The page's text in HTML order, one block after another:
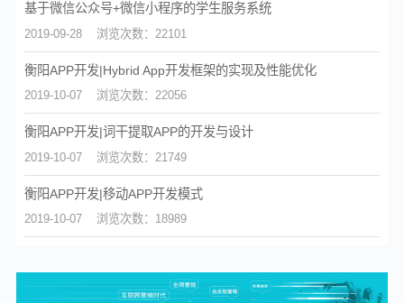
基于微信公众号+微信小程序的学生服务系统
2019-09-28 浏览次数：22101
衡阳APP开发|Hybrid App开发框架的实现及性能优化
2019-10-07 浏览次数：22056
衡阳APP开发|词干提取APP的开发与设计
2019-10-07 浏览次数：21749
衡阳APP开发|移动APP开发模式
2019-10-07 浏览次数：18989